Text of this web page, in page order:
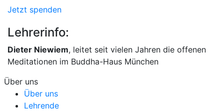
Jetzt spenden
Lehrerinfo:
Dieter Niewiem, leitet seit vielen Jahren die offenen
Meditationen im Buddha-Haus München
Über uns
Über uns
Lehrende